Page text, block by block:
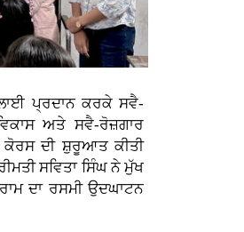
ਪ੍ਰਦਾਨ ਕਰਕੇ ਸਵੈ-
ਅਤੇ ਸਵੈ-ਰੋਜ਼ਗਾਰ
ਕੋਰਸ ਦੀ ਸ਼ੁਰੂਆਤ ਕੀਤੀ
ਸਵਿਤਾ ਸਿੰਘ ਨੇ ਮੁੱਖ
ਦਾ ਰਸਮੀ ਉਦਘਾਟਨ